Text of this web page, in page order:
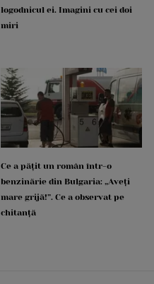
logodnicul ei. Imagini cu cei doi
miri
Ce a pățit un român într-o
benzinărie din Bulgaria: „Aveți
mare grijă!”. Ce a observat pe
chitanță